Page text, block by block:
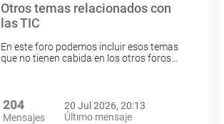
Otros temas relacionados con
las TIC
En este foro podemos incluir esos temas
que no tienen cabida en los otros foros…
204
Mensajes
20 Jul 2026, 20:13
Último mensaje